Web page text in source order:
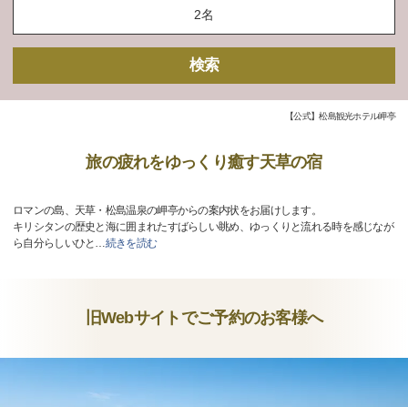
検索
【公式】松島観光ホテル岬亭
旅の疲れをゆっくり癒す天草の宿
ロマンの島、天草・松島温泉の岬亭からの案内状をお届けします。
キリシタンの歴史と海に囲まれたすばらしい眺め、ゆっくりと流れる時を感じなが
ら自分らしいひと …続きを読む
旧Webサイトでご予約のお客様へ